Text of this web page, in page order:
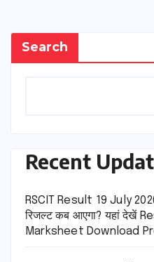
Search
Recent
RSCIT Result 19 July 2026
रिजल्ट कब आएगा? यहां देखें
Marksheet Download